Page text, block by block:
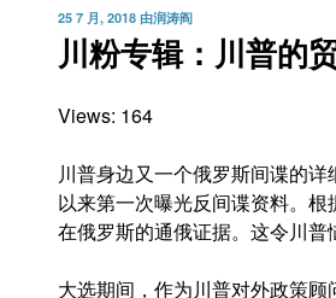
发
布
于
25 7 月, 2018 由润涛阎
川粉专辑：川普的
Views: 164
川普身边又一个俄罗斯间谍的详
以来第一次曝光反间谍资料。
在俄罗斯的通俄证据。这令川
大选期间，作为川普对外政策